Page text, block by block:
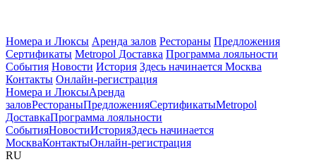
Номера и Люксы Аренда залов Рестораны Предложения
Сертификаты Metropol Доставка Программа лояльности
События Новости История Здесь начинается Москва
Контакты Онлайн-регистрация
Номера и ЛюксыАренда
заловРестораныПредложенияСертификатыMetropol
ДоставкаПрограмма лояльности
СобытияНовостиИсторияЗдесь начинается
МоскваКонтактыОнлайн-регистрация
RU